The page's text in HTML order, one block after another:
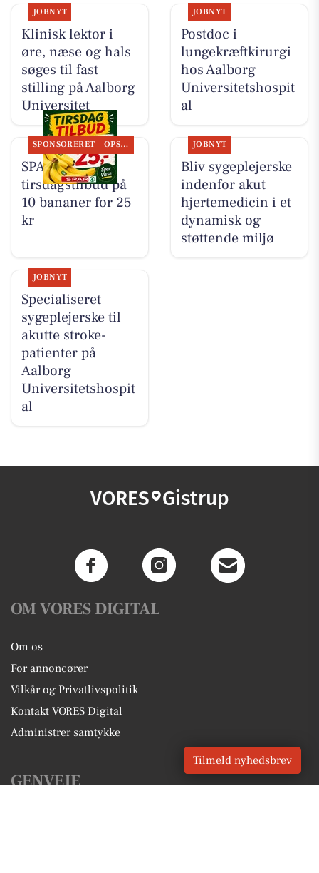
JOBNYT
Klinisk lektor i
øre, næse og hals
søges til fast
stilling på Aalborg
Universitet
JOBNYT
Postdoc i
lungekræftkirurgi
hos Aalborg
Universitetshospit
al
SPONSORERET OPSLAGSTAVLEN
SPAR Visse har
tirsdagstilbud på
10 bananer for 25
kr
JOBNYT
Bliv sygeplejerske
indenfor akut
hjertemedicin i et
dynamisk og
støttende miljø
JOBNYT
Specialiseret
sygeplejerske til
akutte stroke-
patienter på
Aalborg
Universitetshospit
al
VORES Gistrup
OM VORES DIGITAL
Om os
For annoncører
Vilkår og Privatlivspolitik
Kontakt VORES Digital
Administrer samtykke
GENVEJE
Tilmeld nyhedsbrev